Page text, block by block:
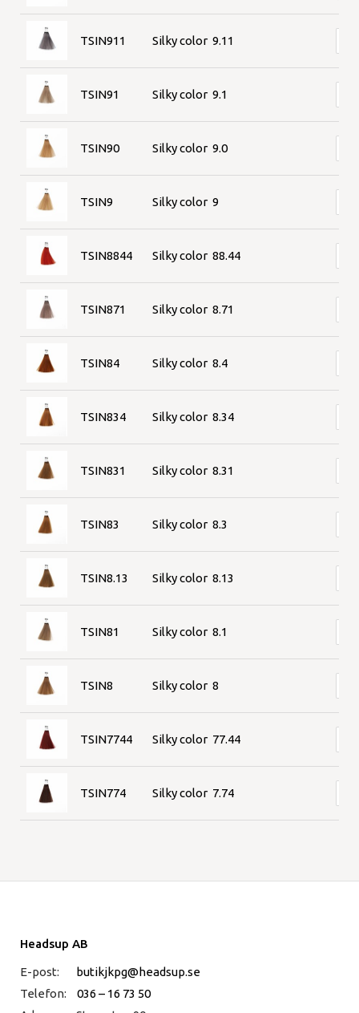
TSIN911 Silky color 9.11
TSIN91 Silky color 9.1
TSIN90 Silky color 9.0
TSIN9 Silky color 9
TSIN8844 Silky color 88.44
TSIN871 Silky color 8.71
TSIN84 Silky color 8.4
TSIN834 Silky color 8.34
TSIN831 Silky color 8.31
TSIN83 Silky color 8.3
TSIN8.13 Silky color 8.13
TSIN81 Silky color 8.1
TSIN8 Silky color 8
TSIN7744 Silky color 77.44
TSIN774 Silky color 7.74
Headsup AB
E-post:
butikjkpg@headsup.se
Telefon:
036 – 16 73 50